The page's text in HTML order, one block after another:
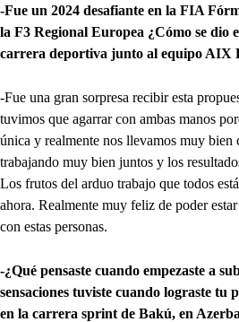
-Fue un 2024 desafiante en la FIA
la F3 Regional Europea ¿Cómo se dio
carrera deportiva junto al equipo AIX
-Fue una gran sorpresa recibir esta
tuvimos que agarrar con ambas manos
única y realmente nos llevamos muy bien
trabajando muy bien juntos y los
Los frutos del arduo trabajo que todos
ahora. Realmente muy feliz de poder
con estas personas.
-¿Qué pensaste cuando empezaste a
sensaciones tuviste cuando lograste tu
en la carrera sprint de Bakú, en